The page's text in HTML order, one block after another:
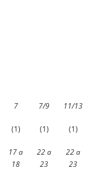
7 7/9
11/13
(1) (1) (1)
17 a
18
22 a
23
22 a
23